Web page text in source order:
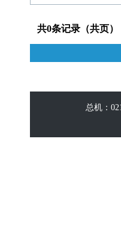
共0条记录（共页）
总机：